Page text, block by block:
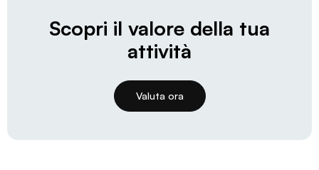
Scopri il valore della tua
attività
Valuta ora